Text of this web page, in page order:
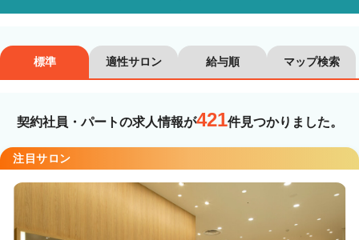
沿線・駅を選択 市区町村を選択
職種・技能ランク
標準 適性サロン 給与順 マップ検索
契約社員・パートの求人情報が421件見つかりました。
注目サロン